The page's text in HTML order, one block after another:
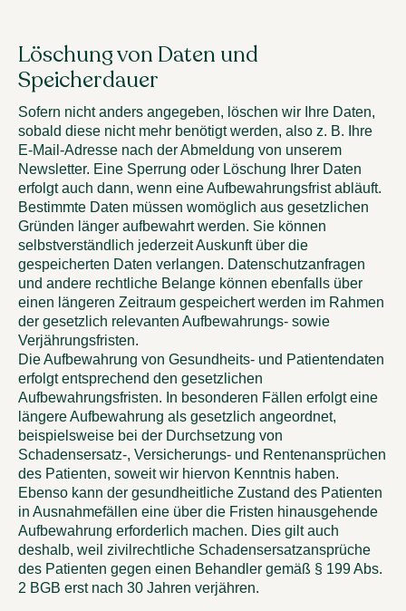
Löschung von Daten und
Speicherdauer
Sofern nicht anders angegeben, löschen wir Ihre Daten,
sobald diese nicht mehr benötigt werden, also z. B. Ihre
E-Mail-Adresse nach der Abmeldung von unserem
Newsletter. Eine Sperrung oder Löschung Ihrer Daten
erfolgt auch dann, wenn eine Aufbewahrungsfrist abläuft.
Bestimmte Daten müssen womöglich aus gesetzlichen
Gründen länger aufbewahrt werden. Sie können
selbstverständlich jederzeit Auskunft über die
gespeicherten Daten verlangen. Datenschutzanfragen
und andere rechtliche Belange können ebenfalls über
einen längeren Zeitraum gespeichert werden im Rahmen
der gesetzlich relevanten Aufbewahrungs- sowie
Verjährungsfristen.
Die Aufbewahrung von Gesundheits- und Patientendaten
erfolgt entsprechend den gesetzlichen
Aufbewahrungsfristen. In besonderen Fällen erfolgt eine
längere Aufbewahrung als gesetzlich angeordnet,
beispielsweise bei der Durchsetzung von
Schadensersatz-, Versicherungs- und Rentenansprüchen
des Patienten, soweit wir hiervon Kenntnis haben.
Ebenso kann der gesundheitliche Zustand des Patienten
in Ausnahmefällen eine über die Fristen hinausgehende
Aufbewahrung erforderlich machen. Dies gilt auch
deshalb, weil zivilrechtliche Schadensersatzansprüche
des Patienten gegen einen Behandler gemäß § 199 Abs.
2 BGB erst nach 30 Jahren verjähren.